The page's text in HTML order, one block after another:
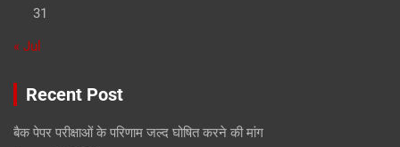
31
« Jul
Recent Post
बैक पेपर परीक्षाओं के परिणाम जल्द घोषित करने की मांग